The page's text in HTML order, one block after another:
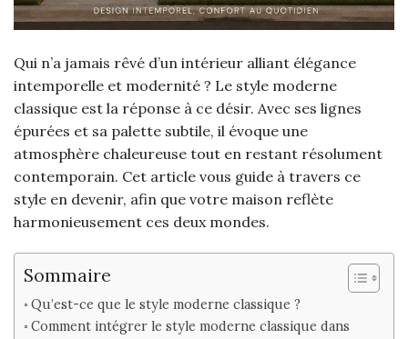
Qui n’a jamais rêvé d’un intérieur alliant élégance
intemporelle et modernité ? Le style moderne
classique est la réponse à ce désir. Avec ses lignes
épurées et sa palette subtile, il évoque une
atmosphère chaleureuse tout en restant résolument
contemporain. Cet article vous guide à travers ce
style en devenir, afin que votre maison reflète
harmonieusement ces deux mondes.
Sommaire
Qu’est-ce que le style moderne classique ?
Comment intégrer le style moderne classique dans